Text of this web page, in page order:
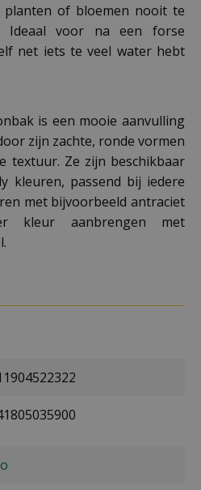
planten of bloemen nooit te
Ideaal voor na een forse
net iets te veel water hebt
is een mooie aanvulling
zijn zachte, ronde vormen
textuur. Ze zijn beschikbaar
kleuren, passend bij iedere
met bijvoorbeeld antraciet
kleur aanbrengen met